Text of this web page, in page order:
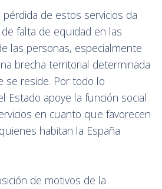
pérdida de estos servicios da
falta de equidad en las
las personas, especialmente
brecha territorial determinada
se reside. Por todo lo
Estado apoye la función social
en cuanto que favorecen
habitan la España
de motivos de la